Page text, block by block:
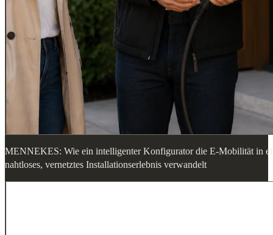
MENNEKES: Wie ein intelligenter Konfigurator die E-Mobilität in
nahtloses, vernetztes Installationserlebnis verwandelt